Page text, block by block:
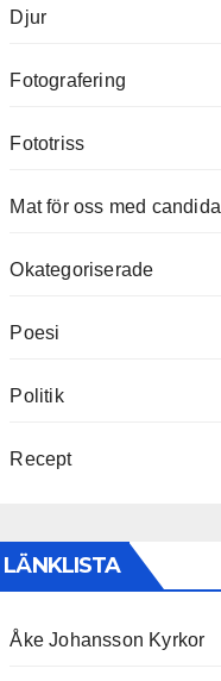
Djur
Fotografering
Fototriss
Mat för oss med candida
Okategoriserade
Poesi
Politik
Recept
LÄNKLISTA
Åke Johansson Kyrkor